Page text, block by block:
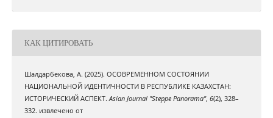
КАК ЦИТИРОВАТЬ
Шалдарбекова, А. (2025). ОСОВРЕМЕННОМ СОСТОЯНИИ
НАЦИОНАЛЬНОЙ ИДЕНТИЧНОСТИ В РЕСПУБЛИКЕ КАЗАХСТАН:
ИСТОРИЧЕСКИЙ АСПЕКТ.Asian Journal "Steppe Panorama", 6(2), 328–
332. извлечено от